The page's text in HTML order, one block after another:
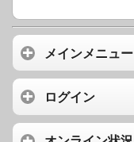
メインメニュー
ログイン